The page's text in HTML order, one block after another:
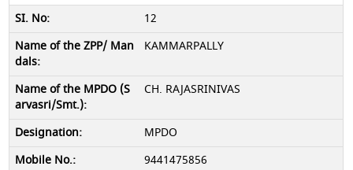
12
KAMMARPALLY
CH. RAJASRINIVAS
MPDO
9441475856